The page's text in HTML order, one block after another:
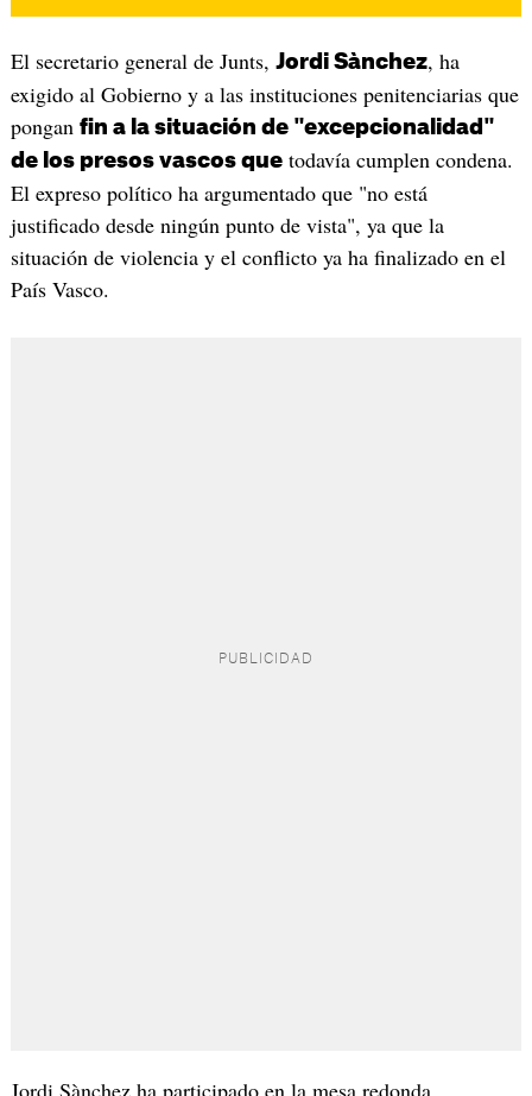
El secretario general de Junts, Jordi Sànchez, ha
exigido al Gobierno y a las instituciones penitenciarias que
pongan fin a la situación de "excepcionalidad"
de los presos vascos quetodavía cumplen condena.
El expreso político ha argumentado que "no está
justificado desde ningún punto de vista", ya que la
situación de violencia y el conflicto ya ha finalizado en el
País Vasco.
Jordi Sànchez ha participado en la mesa redonda